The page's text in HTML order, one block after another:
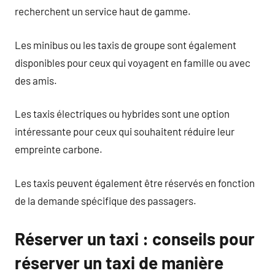
recherchent un service haut de gamme.
Les minibus ou les taxis de groupe sont également
disponibles pour ceux qui voyagent en famille ou avec
des amis.
Les taxis électriques ou hybrides sont une option
intéressante pour ceux qui souhaitent réduire leur
empreinte carbone.
Les taxis peuvent également être réservés en fonction
de la demande spécifique des passagers.
Réserver un taxi : conseils pour
réserver un taxi de manière